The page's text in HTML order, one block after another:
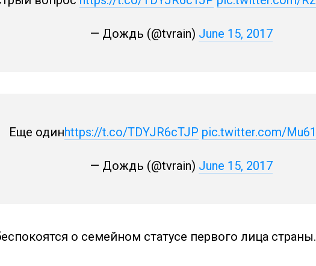
— Дождь (@tvrain) June 15, 2017
Еще одинhttps://t.co/TDYJR6cTJP pic.twitter.com/
— Дождь (@tvrain) June 15, 2017
о семейном статусе первого лица страны.